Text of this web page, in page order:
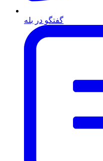
گفتگو در بله